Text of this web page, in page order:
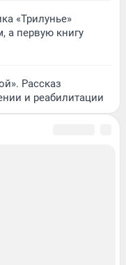
«Трилунье»
а первую книгу
Рассказ
и реабилитации